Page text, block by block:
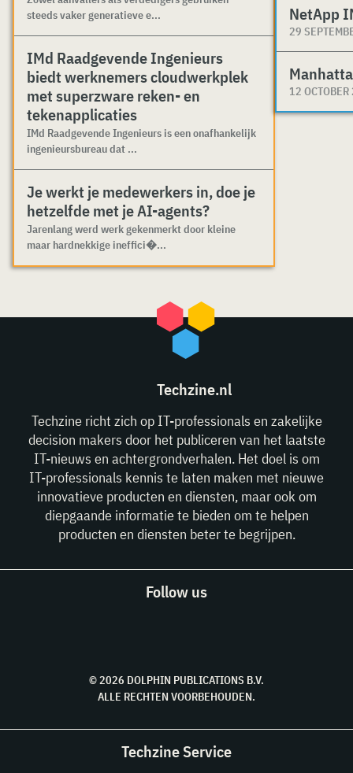
steeds vaker generatieve e...
IMd Raadgevende Ingenieurs
biedt werknemers cloudwerkplek
met superzware reken- en
tekenapplicaties
IMd Raadgevende Ingenieurs is een onafhankelijk
ingenieursbureau dat ...
Je werkt je medewerkers in, doe je
hetzelfde met je AI-agents?
Jarenlang werd werk gekenmerkt door kleine
maar hardnekkige ineffici�...
NetApp
29
12
Techzine.nl
Techzine richt zich op IT-professionals en zakelijke
decision makers door het publiceren van het laatste
IT-nieuws en achtergrondverhalen. Het doel is om
IT-professionals kennis te laten maken met nieuwe
innovatieve producten en diensten, maar ook om
diepgaande informatie te bieden om te helpen
producten en diensten beter te begrijpen.
Follow us
© 2026 DOLPHIN PUBLICATIONS B.V.
ALLE RECHTEN VOORBEHOUDEN.
Techzine Service